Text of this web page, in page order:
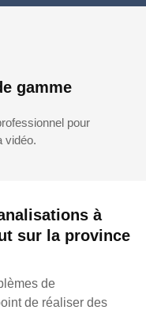
à
sur la province
de
de réaliser des
gamme
pour
vidéo.